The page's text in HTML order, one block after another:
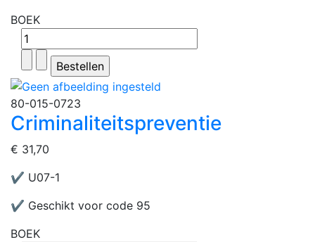
BOEK
80-015-0723
Criminaliteitspreventie
€ 31,70
✔ U07-1
✔ Geschikt voor code 95
BOEK